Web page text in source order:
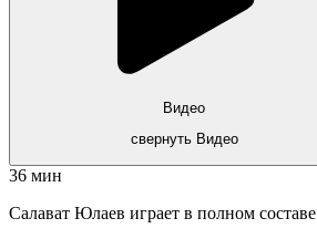
Видео
свернуть Видео
36 мин
Салават Юлаев играет в полном составе